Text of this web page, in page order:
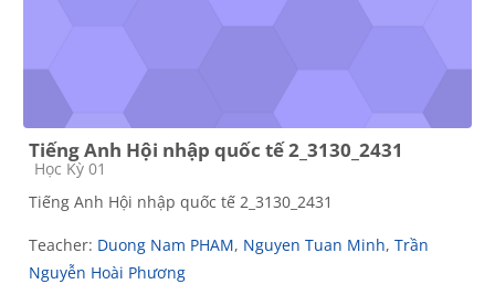
Tiếng Anh Hội nhập quốc tế 2_3130_2431
Course category
Học Kỳ 01
Tiếng Anh Hội nhập quốc tế 2_3130_2431
Teacher: Duong Nam PHAM, Nguyen Tuan Minh, Trần
Nguyễn Hoài Phương